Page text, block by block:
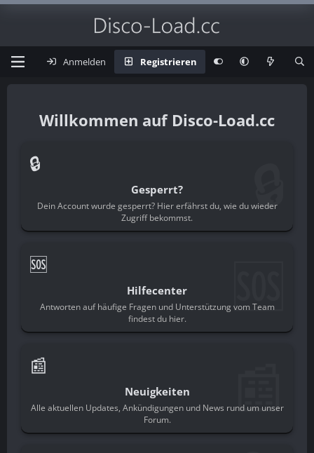
Anmelden Registrieren
Disco-Load.cc
🔒
Gesperrt?
Dein Account wurde gesperrt? Hier erfährst du, wie du wieder
Zugriff bekommst.
🔒
🆘
Hilfecenter
Antworten auf häufige Fragen und Unterstützung vom Team
findest du hier.
🆘
📰
Neuigkeiten
Alle aktuellen Updates, Ankündigungen und News rund um unser
Forum.
📰